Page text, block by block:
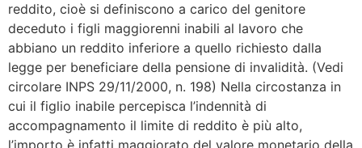
reddito, cioè si definiscono a carico del genitore
deceduto i figli maggiorenni inabili al lavoro che
abbiano un reddito inferiore a quello richiesto dalla
legge per beneficiare della pensione di invalidità. (Vedi
circolare INPS 29/11/2000, n. 198) Nella circostanza in
cui il figlio inabile percepisca l’indennità di
accompagnamento il limite di reddito è più alto,